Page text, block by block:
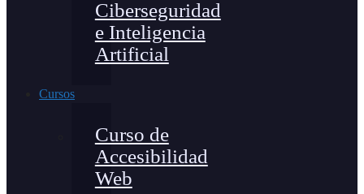
Ciberseguridad
e Inteligencia
Artificial
Cursos
Curso de
Accesibilidad
Web